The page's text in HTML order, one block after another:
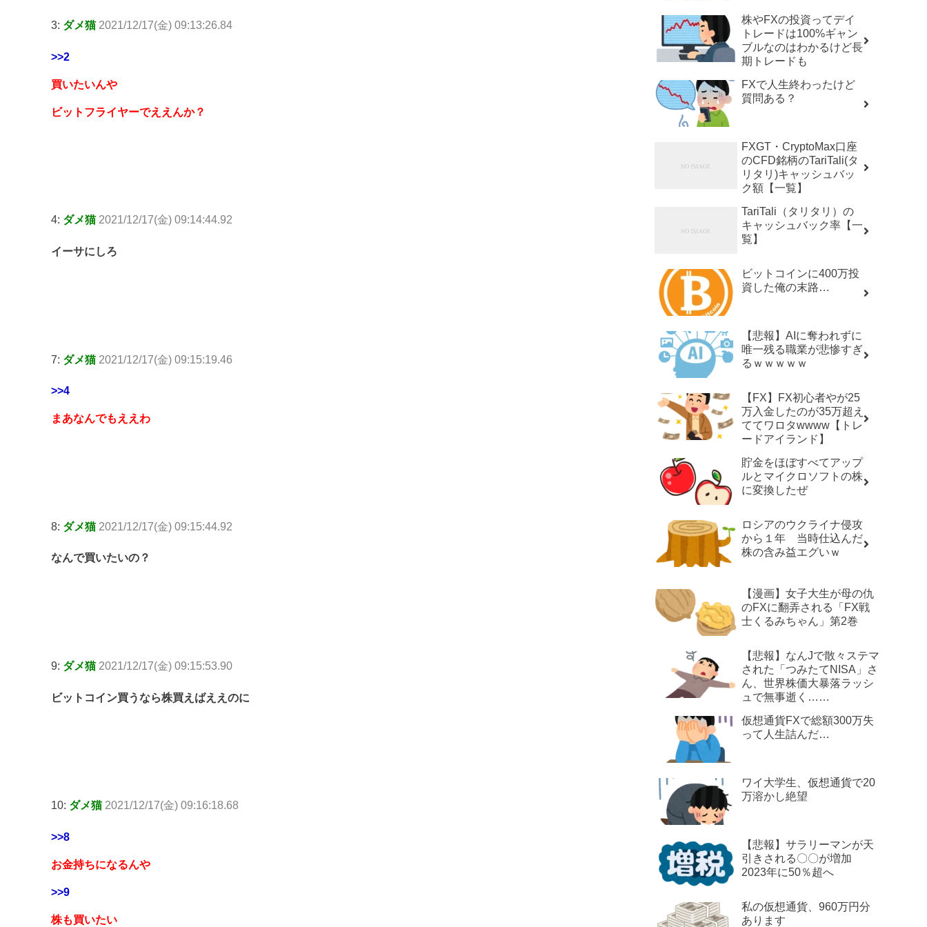
3: ダメ猫 2021/12/17(金) 09:13:26.84
>>2
買いたいんや
ビットフライヤーでええんか？
4: ダメ猫 2021/12/17(金) 09:14:44.92
イーサにしろ
7: ダメ猫 2021/12/17(金) 09:15:19.46
>>4
まあなんでもええわ
8: ダメ猫 2021/12/17(金) 09:15:44.92
なんで買いたいの？
9: ダメ猫 2021/12/17(金) 09:15:53.90
ビットコイン買うなら株買えばええのに
10: ダメ猫 2021/12/17(金) 09:16:18.68
>>8
お金持ちになるんや
>>9
株も買いたい
株やFXの投資ってデイ
トレードは100%ギャン
ブルなのはわかるけど長
期トレードも
FXで人生終わったけど
質問ある？
FXGT・CryptoMax口座
のCFD銘柄のTariTali(タ
リタリ)キャッシュバッ
ク額【一覧】
TariTali（タリタリ）の
キャッシュバック率【一
覧】
ビットコインに400万投
資した俺の末路…
【悲報】AIに奪われずに
唯一残る職業が悲惨すぎ
るｗｗｗｗｗ
【FX】FX初心者やが25
万入金したのが35万超え
ててワロタwwww【トレ
ードアイランド】
貯金をほぼすべてアップ
ルとマイクロソフトの株
に変換したぜ
ロシアのウクライナ侵攻
から１年 当時仕込んだ
株の含み益エグいｗ
【漫画】女子大生が母の仇
のFXに翻弄される「FX戦
士くるみちゃん」第2巻
【悲報】なんJで散々ステマ
された「つみたてNISA」さ
ん、世界株価大暴落ラッシ
ュで無事逝く……
仮想通貨FXで総額300万失
って人生詰んだ…
ワイ大学生、仮想通貨で20
万溶かし絶望
【悲報】サラリーマンが天
引きされる〇〇が増加
2023年に50％超へ
私の仮想通貨、960万円分
あります